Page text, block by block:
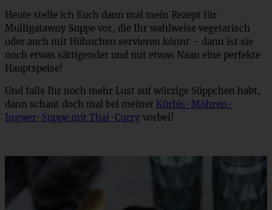
Heute stelle ich Euch dann mal mein Rezept für
Mulligatawny Suppe vor, die Ihr wahlweise vegetarisch
oder auch mit Hühnchen servieren könnt – dann ist sie
noch etwas sättigender und mit etwas Naan eine perfekte
Hauptspeise!
Und falls Ihr noch mehr Lust auf würzige Süppchen habt,
dann schaut doch mal bei meiner Kürbis-Möhren-
Ingwer-Suppe mit Thai-Curry vorbei!